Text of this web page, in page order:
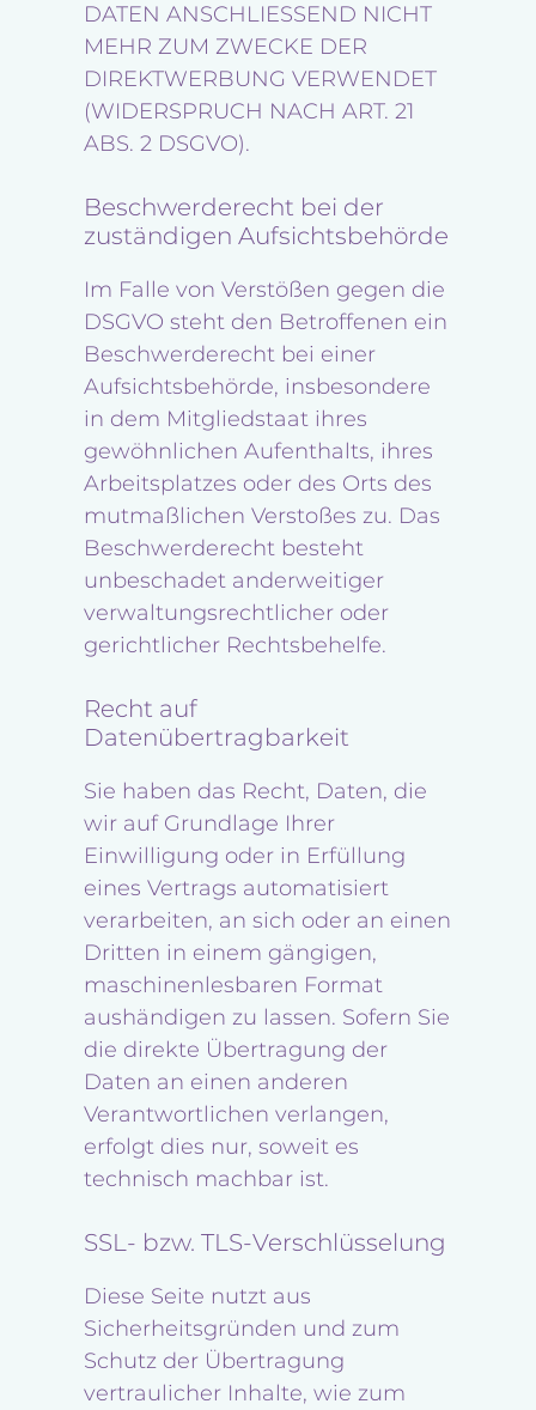
DATEN ANSCHLIESSEND NICHT
MEHR ZUM ZWECKE DER
DIREKTWERBUNG VERWENDET
(WIDERSPRUCH NACH ART. 21
ABS. 2 DSGVO).
Beschwerderecht bei der
zuständigen Aufsichtsbehörde
Im Falle von Verstößen gegen die
DSGVO steht den Betroffenen ein
Beschwerderecht bei einer
Aufsichtsbehörde, insbesondere
in dem Mitgliedstaat ihres
gewöhnlichen Aufenthalts, ihres
Arbeitsplatzes oder des Orts des
mutmaßlichen Verstoßes zu. Das
Beschwerderecht besteht
unbeschadet anderweitiger
verwaltungsrechtlicher oder
gerichtlicher Rechtsbehelfe.
Recht auf
Datenübertragbarkeit
Sie haben das Recht, Daten, die
wir auf Grundlage Ihrer
Einwilligung oder in Erfüllung
eines Vertrags automatisiert
verarbeiten, an sich oder an einen
Dritten in einem gängigen,
maschinenlesbaren Format
aushändigen zu lassen. Sofern Sie
die direkte Übertragung der
Daten an einen anderen
Verantwortlichen verlangen,
erfolgt dies nur, soweit es
technisch machbar ist.
SSL- bzw. TLS-Verschlüsselung
Diese Seite nutzt aus
Sicherheitsgründen und zum
Schutz der Übertragung
vertraulicher Inhalte, wie zum